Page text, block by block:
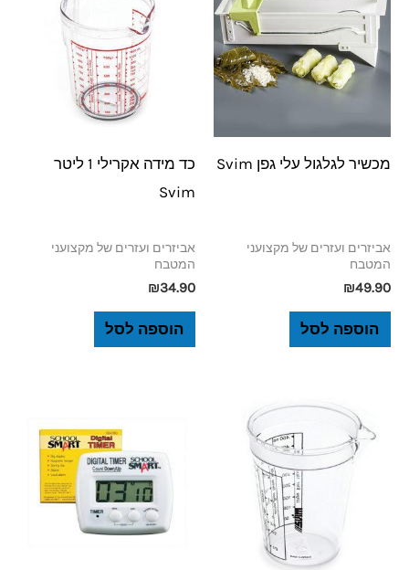
מכשיר לגלגול עלי גפן Svim
אביזרים ועזרים של מקצועני
המטבח
₪49.90
הוספה לסל
כד מידה אקרילי 1 ליטר
Svim
אביזרים ועזרים של מקצועני
המטבח
₪34.90
הוספה לסל